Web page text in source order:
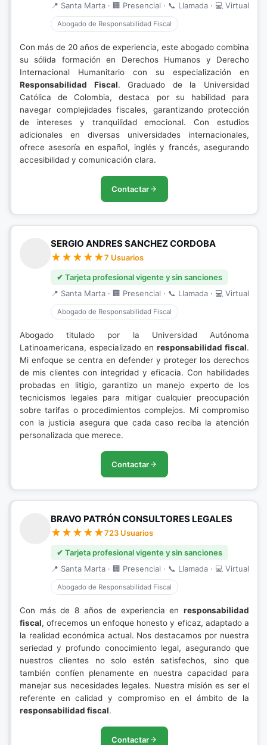
📍 Santa Marta · 🏢 Presencial · 📞 Llamada · 💻 Virtual
Abogado de Responsabilidad Fiscal
Con más de 20 años de experiencia, este abogado combina
su sólida formación en Derechos Humanos y Derecho
Internacional Humanitario con su especialización en
Responsabilidad Fiscal. Graduado de la Universidad
Católica de Colombia, destaca por su habilidad para
navegar complejidades fiscales, garantizando protección
de intereses y tranquilidad emocional. Con estudios
adicionales en diversas universidades internacionales,
ofrece asesoría en español, inglés y francés, asegurando
accesibilidad y comunicación clara.
Contactar
SERGIO ANDRES SANCHEZ CORDOBA
7 Usuarios
✔ Tarjeta profesional vigente y sin sanciones
📍 Santa Marta · 🏢 Presencial · 📞 Llamada · 💻 Virtual
Abogado de Responsabilidad Fiscal
Abogado titulado por la Universidad Autónoma
Latinoamericana, especializado en responsabilidad fiscal.
Mi enfoque se centra en defender y proteger los derechos
de mis clientes con integridad y eficacia. Con habilidades
probadas en litigio, garantizo un manejo experto de los
tecnicismos legales para mitigar cualquier preocupación
sobre tarifas o procedimientos complejos. Mi compromiso
con la justicia asegura que cada caso reciba la atención
personalizada que merece.
Contactar
BRAVO PATRÓN CONSULTORES LEGALES
723 Usuarios
✔ Tarjeta profesional vigente y sin sanciones
📍 Santa Marta · 🏢 Presencial · 📞 Llamada · 💻 Virtual
Abogado de Responsabilidad Fiscal
Con más de 8 años de experiencia en responsabilidad
fiscal, ofrecemos un enfoque honesto y eficaz, adaptado a
la realidad económica actual. Nos destacamos por nuestra
seriedad y profundo conocimiento legal, asegurando que
nuestros clientes no solo estén satisfechos, sino que
también confíen plenamente en nuestra capacidad para
manejar sus necesidades legales. Nuestra misión es ser el
referente en calidad y compromiso en el ámbito de la
responsabilidad fiscal.
Contactar